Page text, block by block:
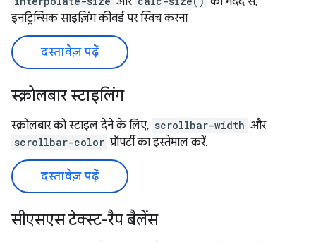
इनट्रिन्सिक साइज़िंग कीवर्ड पर स्विच करना
दस्तावेज़ पढ़ें
स्क्रोलबार स्टाइलिंग
स्क्रोलबार को स्टाइल देने के लिए, scrollbar-width और
scrollbar-color प्रॉपर्टी का इस्तेमाल करें.
दस्तावेज़ पढ़ें
सीएसएस टेक्स्ट-रैप बैलेंस